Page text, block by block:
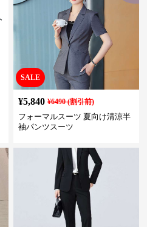
SALE
¥5,840 ¥6490(割引前)
フォーマルスーツ 夏向け清涼半
袖パンツスーツ